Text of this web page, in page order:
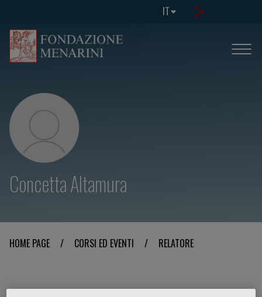
IT
Concetta Altamura
HOME PAGE / CORSI ED EVENTI / RELATORE